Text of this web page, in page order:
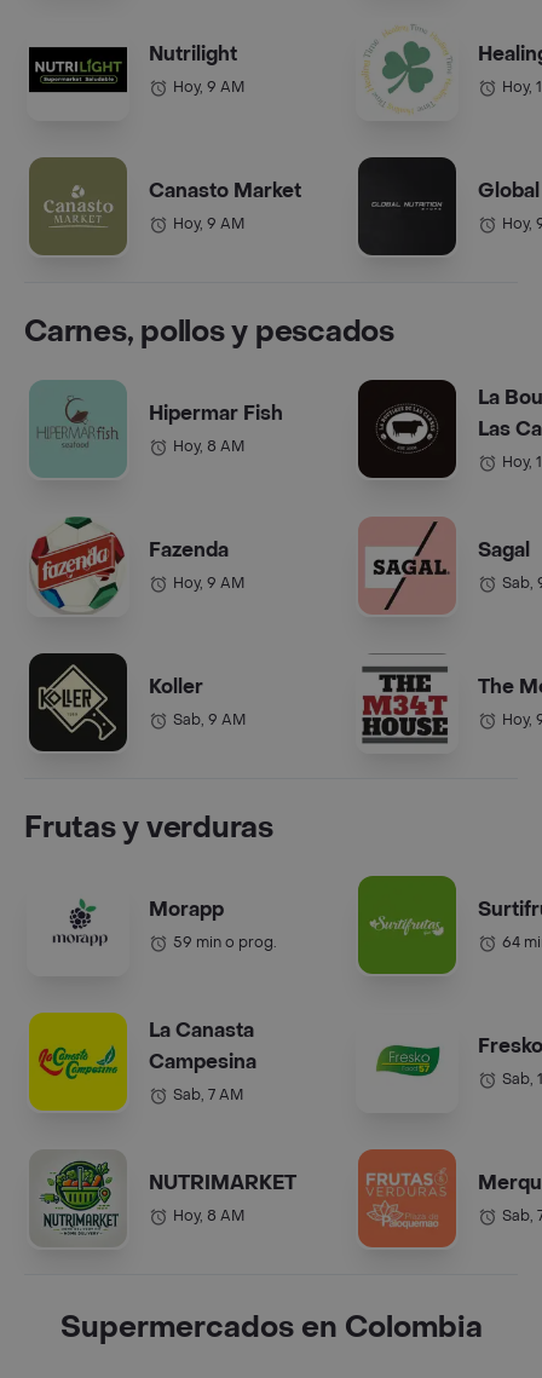
Nutrilight
Hoy, 9 AM
Canasto Market
Hoy, 9 AM
Hoy,
Hoy,
Carnes, pollos y pescados
Hipermar Fish
Hoy, 8 AM
Fazenda
Hoy, 9 AM
Koller
Sab, 9 AM
La
Las
Hoy,
Sagal
Sab,
The
Hoy,
Frutas y verduras
Morapp
59 min o prog.
La Canasta
Campesina
Sab, 7 AM
NUTRIMARKET
Hoy, 8 AM
64
Sab,
Sab,
Supermercados en Colombia